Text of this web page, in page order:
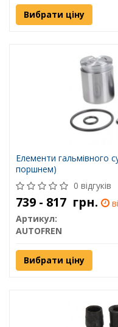
Вибрати ціну
Елементи гальмівного
поршнем)
0 відгуків
739 - 817 грн.
Артикул:
AUTOFREN
Вибрати ціну